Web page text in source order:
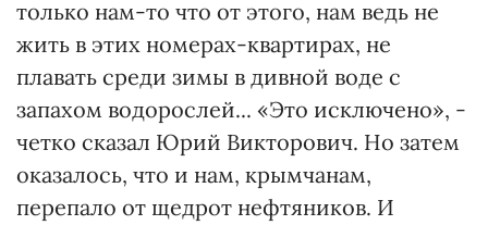
только нам-то что от этого, нам ведь не
жить в этих номерах-квартирах, не
плавать среди зимы в дивной воде с
запахом водорослей... «Это исключено», -
четко сказал Юрий Викторович. Но затем
оказалось, что и нам, крымчанам,
перепало от щедрот нефтяников. И